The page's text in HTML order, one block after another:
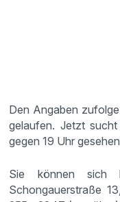
Den Angaben
gelaufen. Jetzt
gegen 19 Uhr
Sie können sich
Schongauerstraße